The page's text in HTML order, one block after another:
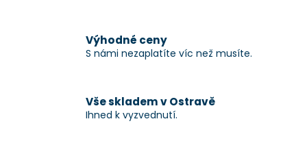
Výhodné ceny
S námi nezaplatíte víc než musíte.
Vše skladem v Ostravě
Ihned k vyzvednutí.